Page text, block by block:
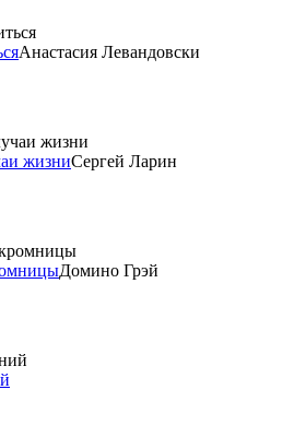
Анастасия Левандовски
жизниСергей Ларин
Домино Грэй